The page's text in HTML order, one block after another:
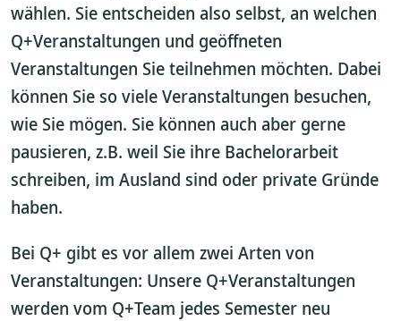
wählen. Sie entscheiden also selbst, an welchen
Q+Veranstaltungen und geöffneten
Veranstaltungen Sie teilnehmen möchten. Dabei
können Sie so viele Veranstaltungen besuchen,
wie Sie mögen. Sie können auch aber gerne
pausieren, z.B. weil Sie ihre Bachelorarbeit
schreiben, im Ausland sind oder private Gründe
haben.
Bei Q+ gibt es vor allem zwei Arten von
Veranstaltungen: Unsere Q+Veranstaltungen
werden vom Q+Team jedes Semester neu